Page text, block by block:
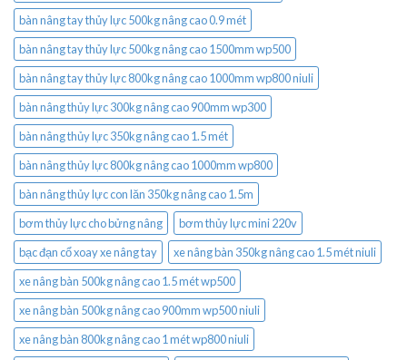
bàn nâng tay thủy lực 500kg nâng cao 0.9 mét
bàn nâng tay thủy lực 500kg nâng cao 1500mm wp500
bàn nâng tay thủy lực 800kg nâng cao 1000mm wp800 niuli
bàn nâng thủy lực 300kg nâng cao 900mm wp300
bàn nâng thủy lực 350kg nâng cao 1.5 mét
bàn nâng thủy lực 800kg nâng cao 1000mm wp800
bàn nâng thủy lực con lăn 350kg nâng cao 1.5m
bơm thủy lực cho bửng nâng
bơm thủy lực mini 220v
bạc đạn cổ xoay xe nâng tay
xe nâng bàn 350kg nâng cao 1.5 mét niuli
xe nâng bàn 500kg nâng cao 1.5 mét wp500
xe nâng bàn 500kg nâng cao 900mm wp500 niuli
xe nâng bàn 800kg nâng cao 1 mét wp800 niuli